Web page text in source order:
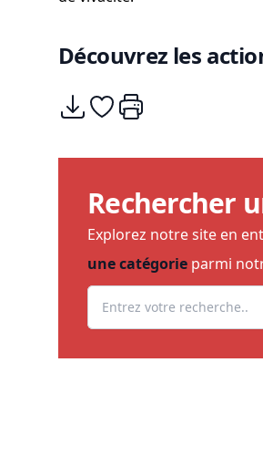
Découvrez les
Télécharger
Ajouter à mes coups de
Imprimer
Rechercher
Explorez notre site en
une catégorie parmi